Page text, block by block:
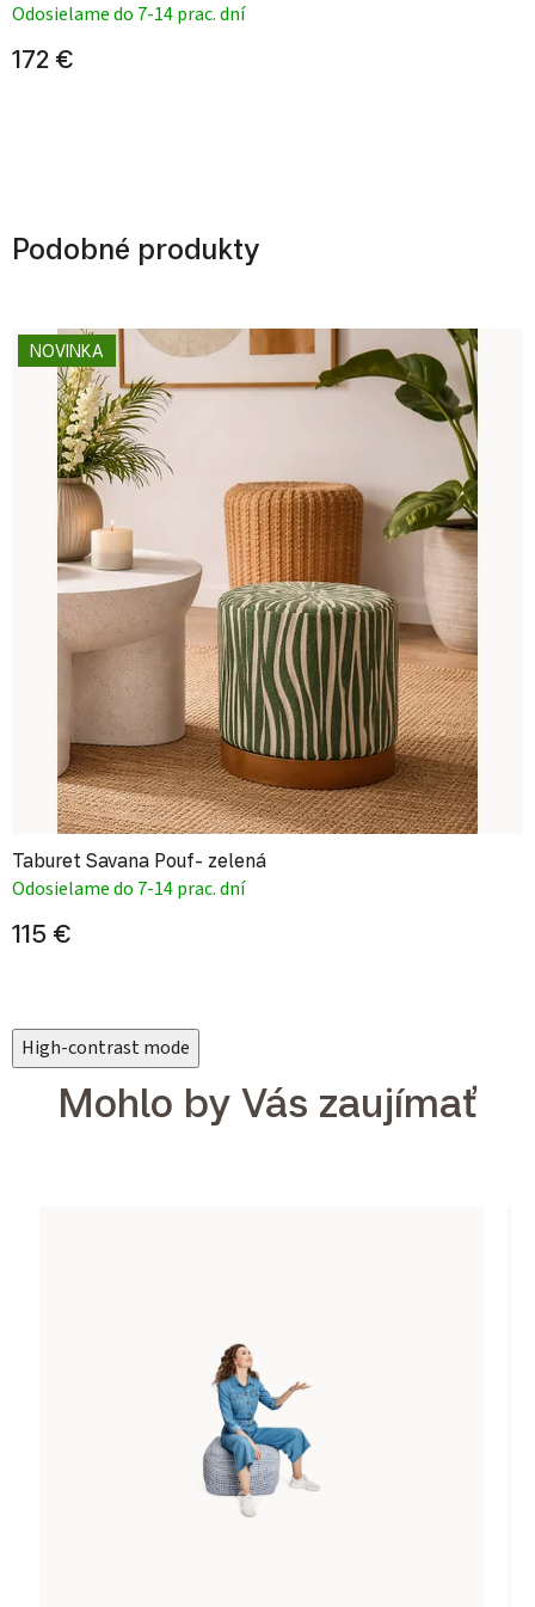
Odosielame do 7-14 prac. dní
172 €
Podobné produkty
NOVINKA
Taburet Savana Pouf- zelená
Odosielame do 7-14 prac. dní
115 €
High-contrast mode
Mohlo by Vás zaujímať